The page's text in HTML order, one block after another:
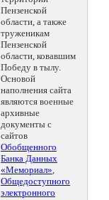
Пензенской
области, а также
труженикам
Пензенской
области, ковавшим
Победу в тылу.
Основой
наполнения сайта
являются военные
архивные
документы с
сайтов
Обобщенного
Банка Данных
«Мемориал»,
Общедоступного
электронного